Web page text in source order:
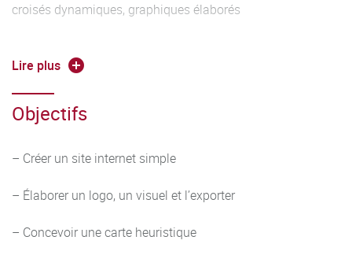
croisés dynamiques, graphiques élaborés
– Multimédia : réalisation d’une vidéo avec outils
propriété intellectuelle et du droit à la vie privée
Lire plus
Objectifs
– Créer un site internet simple
– Élaborer un logo, un visuel et l’exporter
– Concevoir une carte heuristique